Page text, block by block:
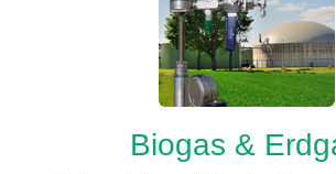
Biogas &